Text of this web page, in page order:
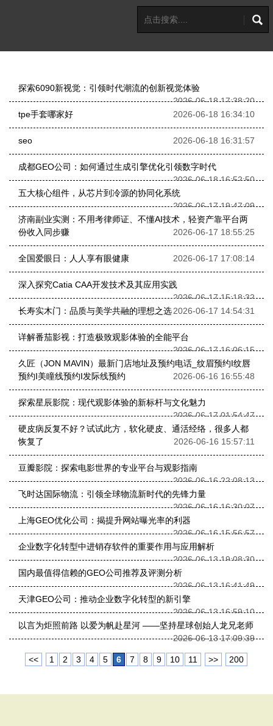
探索6090新视觉：引领时代潮流的创新视觉体验
2026-06-18 17:38:20
tpe手套哪家好
2026-06-18 16:34:10
seo 2026-06-18 16:31:57
成都GEO公司：如何通过生成引擎优化引领数字时代
2026-06-18 16:52:50
五大核心组件，从芯片到冷源的协同化系统
2026-06-17 19:47:09
济南副业实测：不用考律师证、不懂AI技术，轻资产靠平台两
份收入同步赚
2026-06-17 18:55:25
全国爱眼日：人人享有眼健康 2026-06-17 17:08:14
深入探究Catia CAA开发技术及其应用实践
2026-06-17 15:18:32
长寿实木门：品质与美学共融的理想之选2026-06-17 14:54:31
详解番茄影视：打造极致观影体验的全能平台
2026-06-17 16:06:15
久匠（JON MAVIN）最新门店地址及预约电话_纹眉预约I纹唇
预约I美瞳线预约I发际线预约
2026-06-16 16:55:48
探索星辰影院：现代观影体验的新标杆与文化魅力
2026-06-17 01:54:47
硬皮病反复不好？试试此方，软化硬皮、通活经络，很多人都
恢复了
2026-06-16 15:57:11
豆瓣影院：探索电影世界的专业平台与观影指南
2026-06-16 22:08:13
飞时达国际物流：引领全球物流新时代的先锋力量
2026-06-16 16:30:07
上海GEO优化公司：揭提升网站曝光率的利器
2026-06-16 15:56:57
企业数字化转型中进销存软件的重要作用与应用解析
2026-06-13 19:08:30
国内最值得信赖的GEO公司推荐及评测分析
2026-06-13 16:41:49
天津GEO公司：推动企业数字化转型的新引擎
2026-06-13 16:59:10
以言为炬照前路 以爱为帆赴星河 ——坚持星球创始人龙兄老师
2026-06-13 17:09:39
<< 1 2 3 4 5 6 7 8 9 10 11 >> 200